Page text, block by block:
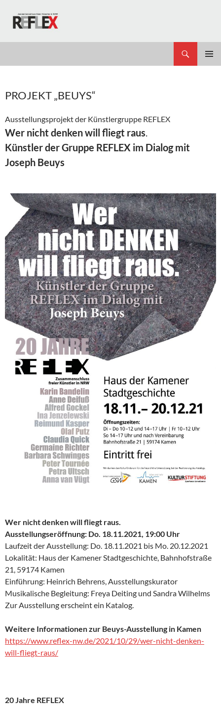
Inhalt
springen
PROJEKT „BEUYS“
Ausstellungsprojekt der Künstlergruppe REFLEX
Wer nicht denken will fliegt raus.
Künstler der Gruppe REFLEX im Dialog mit
Joseph Beuys
Wer nicht denken will fliegt raus.
Ausstellungseröffnung: Do. 18.11.2021, 19:00 Uhr
Laufzeit der Ausstellung: Do. 18.11.2021 bis Mo. 20.12.2021
Lokalität: Haus der Kamener Stadtgeschichte, Bahnhofstraße
21, 59174 Kamen
Einführung: Heinrich Behrens, Ausstellungskurator
Musikalische Begleitung: Freya Deiting und Sandra Wilhelms
Zur Ausstellung erscheint ein Katalog.
Weitere Informationen zur Beuys-Ausstellung in Kamen
https://www.reflex-nw.de/2021/10/29/wer-nicht-denken-
will-fliegt-raus/
20 Jahre REFLEX